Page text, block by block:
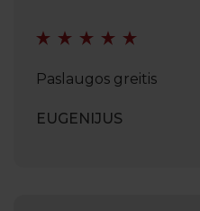
Paslaugos greitis
EUGENIJUS